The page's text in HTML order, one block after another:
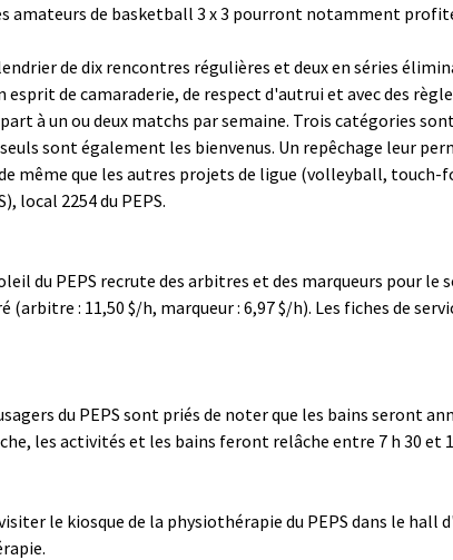
amateurs de basketball 3 x 3 pourront notamment
de dix rencontres régulières et deux en séries
esprit de camaraderie, de respect d'autrui et avec des
à un ou deux matchs par semaine. Trois catégories
seuls sont également les bienvenus. Un repêchage leur
même que les autres projets de ligue (volleyball,
local 2254 du PEPS.
du PEPS recrute des arbitres et des marqueurs pour le
: 11,50 $/h, marqueur : 6,97 $/h). Les fiches de
du PEPS sont priés de noter que les bains seront
les activités et les bains feront relâche entre 7 h 30 et
le kiosque de la physiothérapie du PEPS dans le